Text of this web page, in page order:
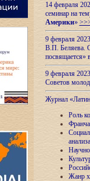
14 февраля
семинар на
Америки»
9 февраля
В.П. Беляева.
посвящается»
9 февраля
Советов
Журнал
Роль
анализа
Жанр